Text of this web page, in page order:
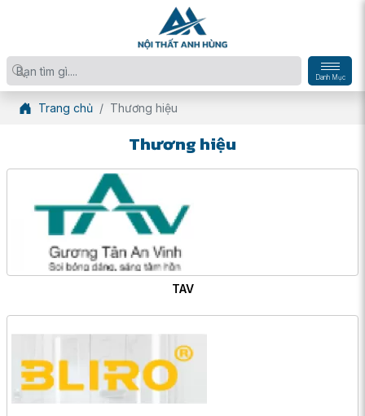
Danh Mục
Trang chủ Thương hiệu
Thương hiệu
TAV